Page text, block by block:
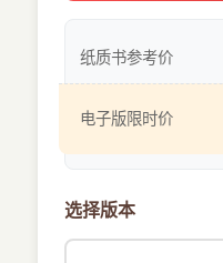
纸质书参考价
电子版限时价
选择版本